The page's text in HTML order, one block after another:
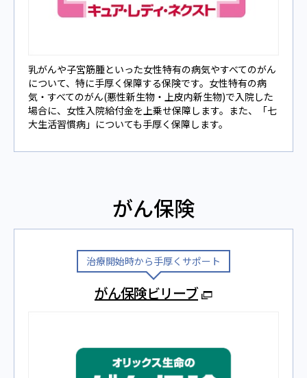
乳がんや⼦宮筋腫といった⼥性特有の病気やすべてのがん
について、特に⼿厚く保障する保険です。⼥性特有の病
気‧すべてのがん(悪性新⽣物‧上⽪内新⽣物)で⼊院した
場合に、⼥性⼊院給付⾦を上乗せ保障します。また、「七
大生活習慣病」についても手厚く保障します。
がん保険
治療開始時から⼿厚くサポート
がん保険ビリーブ